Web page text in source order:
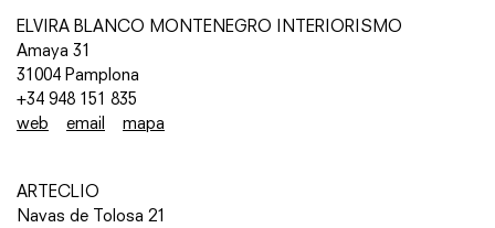
ELVIRA BLANCO MONTENEGRO INTERIORISMO
Amaya 31
31004 Pamplona
+34 948 151 835
web
email mapa
ARTECLIO
Navas de Tolosa 21